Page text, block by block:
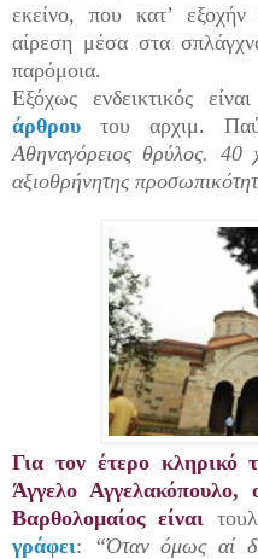
εκείνο, που κατ’
αίρεση μέσα στα
παρόμοια.
Εξόχως ενδεικτικός
άρθρου του αρχιμ.
Αθηναγόρειος θρύλος. 40
αξιοθρήνητης
Για τον έτερο κληρικό
Άγγελο Αγγελακόπουλο,
Βαρθολομαίος είναι
γράφει:
“Όταν όμως αί